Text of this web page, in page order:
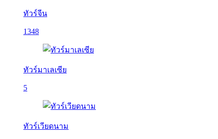
ทัวร์จีน
1348
ทัวร์มาเลเซีย
5
ทัวร์เวียดนาม